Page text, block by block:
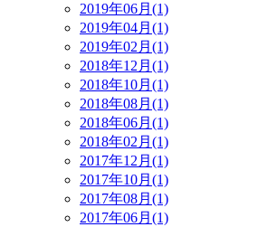
2019年06月(1)
2019年04月(1)
2019年02月(1)
2018年12月(1)
2018年10月(1)
2018年08月(1)
2018年06月(1)
2018年02月(1)
2017年12月(1)
2017年10月(1)
2017年08月(1)
2017年06月(1)